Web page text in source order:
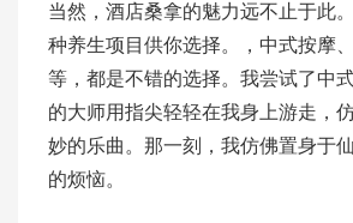
当然，酒店桑拿的魅力远不止于此
种养生项目供你选择。，中式按摩
等，都是不错的选择。我尝试了中
的大师用指尖轻轻在我身上游走，
妙的乐曲。那一刻，我仿佛置身于
的烦恼。